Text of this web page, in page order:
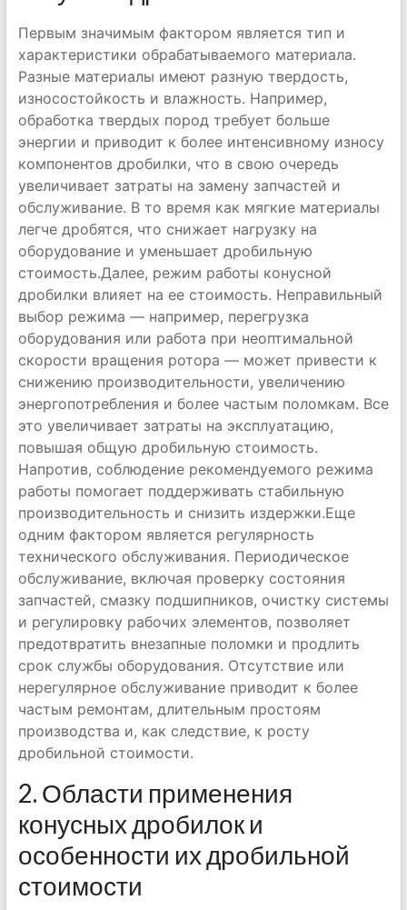
Первым значимым фактором является тип и
характеристики обрабатываемого материала.
Разные материалы имеют разную твердость,
износостойкость и влажность. Например,
обработка твердых пород требует больше
энергии и приводит к более интенсивному износу
компонентов дробилки, что в свою очередь
увеличивает затраты на замену запчастей и
обслуживание. В то время как мягкие материалы
легче дробятся, что снижает нагрузку на
оборудование и уменьшает дробильную
стоимость.Далее, режим работы конусной
дробилки влияет на ее стоимость. Неправильный
выбор режима — например, перегрузка
оборудования или работа при неоптимальной
скорости вращения ротора — может привести к
снижению производительности, увеличению
энергопотребления и более частым поломкам. Все
это увеличивает затраты на эксплуатацию,
повышая общую дробильную стоимость.
Напротив, соблюдение рекомендуемого режима
работы помогает поддерживать стабильную
производительность и снизить издержки.Еще
одним фактором является регулярность
технического обслуживания. Периодическое
обслуживание, включая проверку состояния
запчастей, смазку подшипников, очистку системы
и регулировку рабочих элементов, позволяет
предотвратить внезапные поломки и продлить
срок службы оборудования. Отсутствие или
нерегулярное обслуживание приводит к более
частым ремонтам, длительным простоям
производства и, как следствие, к росту
дробильной стоимости.
2. Области применения
конусных дробилок и
особенности их дробильной
стоимости